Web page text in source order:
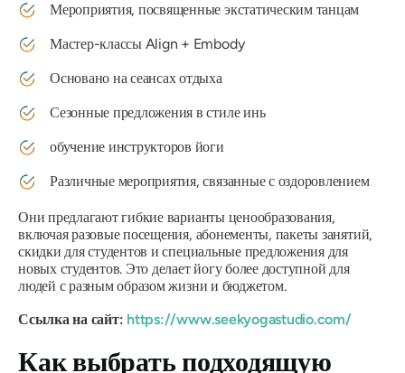
Мероприятия, посвященные экстатическим танцам
Мастер-классы Align + Embody
Основано на сеансах отдыха
Сезонные предложения в стиле инь
обучение инструкторов йоги
Различные мероприятия, связанные с оздоровлением
Они предлагают гибкие варианты ценообразования,
включая разовые посещения, абонементы, пакеты занятий,
скидки для студентов и специальные предложения для
новых студентов. Это делает йогу более доступной для
людей с разным образом жизни и бюджетом.
Ссылка на сайт: https://www.seekyogastudio.com/
Как выбрать подходящую